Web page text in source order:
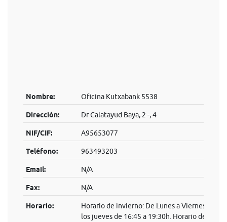
Nombre: Oficina Kutxabank 5538
Dirección: Dr Calatayud Baya, 2 -, 4
NIF/CIF: A95653077
Teléfono: 963493203
Email: N/A
Fax: N/A
Horario:
Horario de invierno: De Lunes a Viernes de
los jueves de 16:45 a 19:30h. Horario de